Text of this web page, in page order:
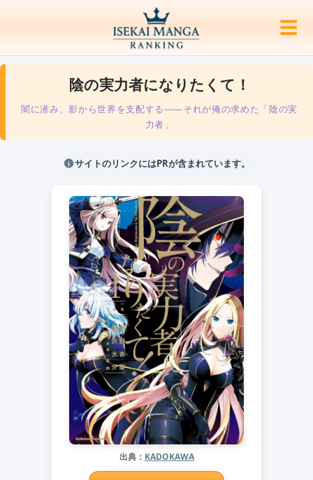
☰
陰の実力者になりたくて！
闇に潜み、影から世界を支配する——それが俺の求めた「陰の実
力者」
サイトのリンクにはPRが含まれています。
出典： KADOKAWA